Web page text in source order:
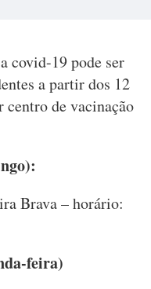
covid-19 pode ser
a partir dos 12
de vacinação
Brava – horário:
feira)